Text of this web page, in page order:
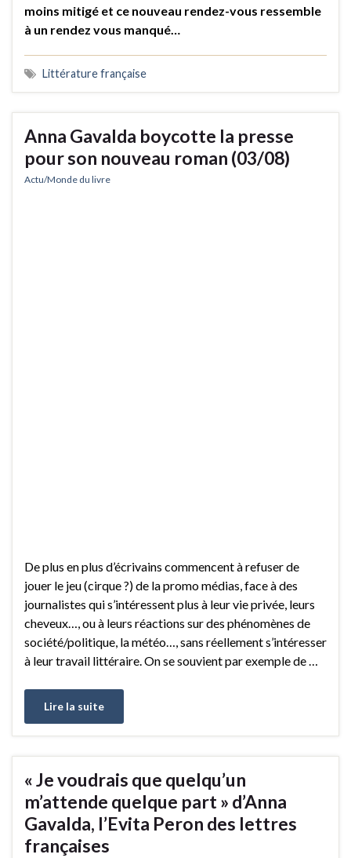
moins mitigé et ce nouveau rendez-vous ressemble
à un rendez vous manqué…
Littérature française
Anna Gavalda boycotte la presse
pour son nouveau roman (03/08)
Actu/Monde du livre
De plus en plus d’écrivains commencent à refuser de
jouer le jeu (cirque ?) de la promo médias, face à des
journalistes qui s’intéressent plus à leur vie privée, leurs
cheveux…, ou à leurs réactions sur des phénomènes de
société/politique, la météo…, sans réellement s’intéresser
à leur travail littéraire. On se souvient par exemple de …
Lire la suite
« Je voudrais que quelqu’un
m’attende quelque part » d’Anna
Gavalda, l’Evita Peron des lettres
françaises